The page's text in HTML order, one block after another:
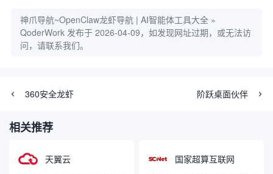
神爪导航~OpenClaw龙虾导航 | AI智能体工具大全 »
QoderWork 发布于 2026-04-09，如发现网址过期，或无法访
问，请联系我们。
360安全龙虾 阶跃桌面伙伴
相关推荐
天翼云 国家超算互联网